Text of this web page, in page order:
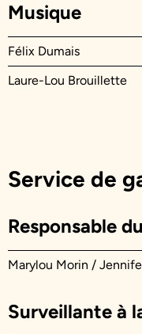
Musique
Félix Dumais
Laure-Lou Brouillette
Service de
Responsable
Marylou Morin /
Surveillante à